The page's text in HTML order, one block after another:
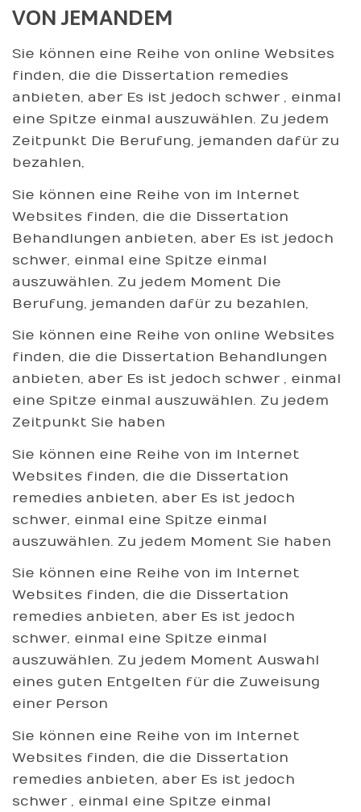
VON JEMANDEM
Sie können eine Reihe von online Websites
finden, die die Dissertation remedies
anbieten, aber Es ist jedoch schwer , einmal
eine Spitze einmal auszuwählen. Zu jedem
Zeitpunkt Die Berufung, jemanden dafür zu
bezahlen,
Sie können eine Reihe von im Internet
Websites finden, die die Dissertation
Behandlungen anbieten, aber Es ist jedoch
schwer, einmal eine Spitze einmal
auszuwählen. Zu jedem Moment Die
Berufung, jemanden dafür zu bezahlen,
Sie können eine Reihe von online Websites
finden, die die Dissertation Behandlungen
anbieten, aber Es ist jedoch schwer , einmal
eine Spitze einmal auszuwählen. Zu jedem
Zeitpunkt Sie haben
Sie können eine Reihe von im Internet
Websites finden, die die Dissertation
remedies anbieten, aber Es ist jedoch
schwer, einmal eine Spitze einmal
auszuwählen. Zu jedem Moment Sie haben
Sie können eine Reihe von im Internet
Websites finden, die die Dissertation
remedies anbieten, aber Es ist jedoch
schwer, einmal eine Spitze einmal
auszuwählen. Zu jedem Moment Auswahl
eines guten Entgelten für die Zuweisung
einer Person
Sie können eine Reihe von im Internet
Websites finden, die die Dissertation
remedies anbieten, aber Es ist jedoch
schwer , einmal eine Spitze einmal